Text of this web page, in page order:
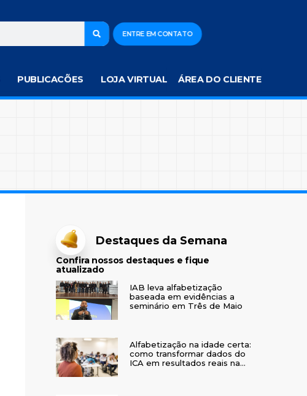
ENTRE EM CONTATO
PUBLICACÕES LOJA VIRTUAL ÁREA DO CLIENTE
Destaques da Semana
Confira nossos destaques e fique
atualizado
IAB leva alfabetização
baseada em evidências a
seminário em Três de Maio
Alfabetização na idade certa:
como transformar dados do
ICA em resultados reais na